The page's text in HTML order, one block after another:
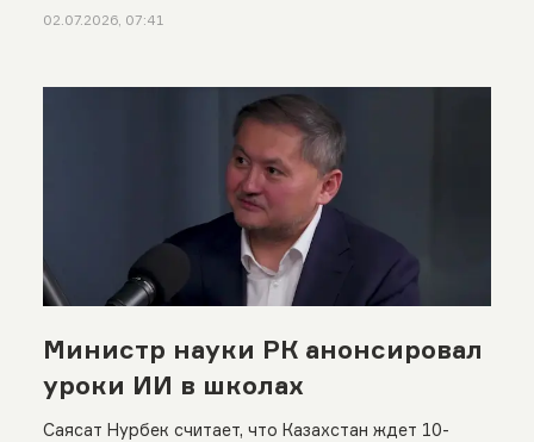
02.07.2026, 07:41
Министр науки РК анонсировал
уроки ИИ в школах
Саясат Нурбек считает, что Казахстан ждет 10-